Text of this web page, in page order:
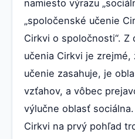
namiesto výrazu
„spoločenské učenie
Cirkvi o spoločnosti“.
učenia Cirkvi je
učenie zasahuje, je
vzťahov, a vôbec
výlučne oblasť
Cirkvi na prvý pohľad